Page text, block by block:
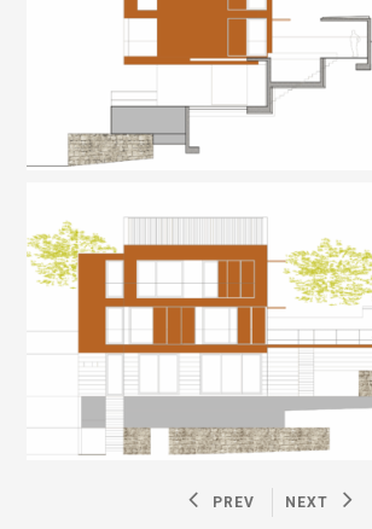
PREV NEXT